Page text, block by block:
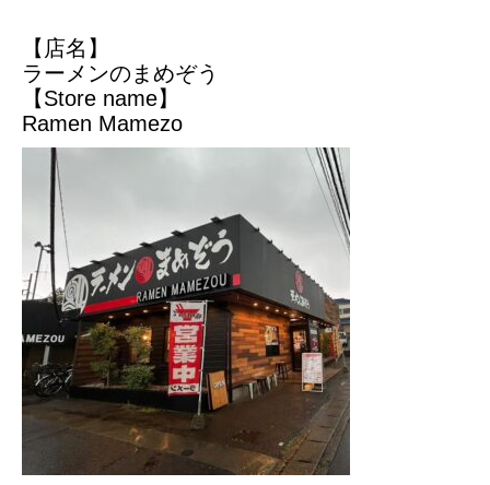
【店名】
ラーメンのまめぞう
【Store name】
Ramen Mamezo